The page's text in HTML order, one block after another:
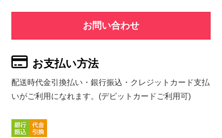
お問い合わせ
お支払い方法
配送時代金引換払い・銀行振込・クレジットカード支払
いがご利用になれます。(デビットカードご利用可)